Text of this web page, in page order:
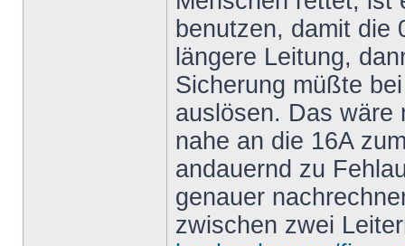
benutzen, damit die
längere Leitung,
Sicherung müßte
auslösen. Das wäre
nahe an die 16A
andauernd zu
genauer
zwischen zwei